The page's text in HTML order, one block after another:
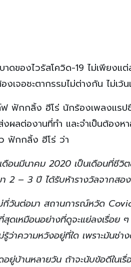
าดของไวรัสโควิด-19 ไม่เพียง
งเจอชะตากรรมไม่ต่างกัน ไม่เ
ฟักกลิ้ง ฮีโร่ นักร้องเพลงแรป
ผลต่องานที่ทำ และจำเป็นต้องห
ฟักกลิ้ง ฮีโร่ ว่า
ดือนมีนาคม 2020 เป็นเดือนที่
2 – 3 ปี ได้รับห้ารางวัลจากสอ
ม่กี่วันต่อมา สถานการณ์หวัด
สุดเหมือนอย่างที่ดูจะแย่ลงเรื่อ
รู้ว่าความหวังอยู่ที่ใด เพราะมันช่า
ยู่บ้านหลายวัน ถ้าจะนับข้อดีใน